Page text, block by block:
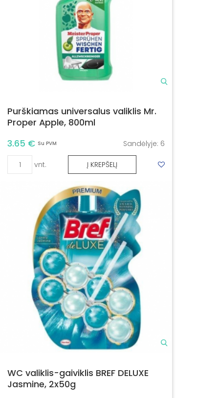
Purškiamas universalus valiklis Mr.
Proper Apple, 800ml
3.65 € Su PVM Sandėlyje: 6
vnt. Į KREPŠELĮ
WC valiklis-gaiviklis BREF DELUXE
Jasmine, 2x50g